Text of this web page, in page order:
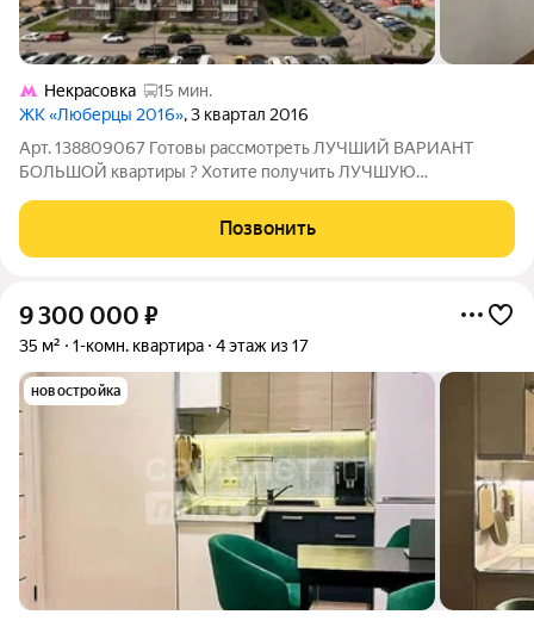
Некрасовка
15 мин.
ЖК «Люберцы 2016», 3 квартал 2016
Арт. 138809067 Готовы рассмотреть ЛУЧШИЙ ВАРИАНТ
БОЛЬШОЙ квартиры ? Хотите получить ЛУЧШУЮ
ГАРАНТИЕЙ БЕЗОПАСНОСТИ для жизни или под сдачу в
Позвонить
9 300 000 ₽
35 м² 1-комн. квартира 4 этаж из 17
новостройка